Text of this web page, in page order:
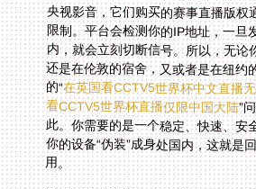
的“在英国看CCTV5世界杯中文直播
看CCTV5世界杯直播仅限中国大陆”
此。你
你的设
用。